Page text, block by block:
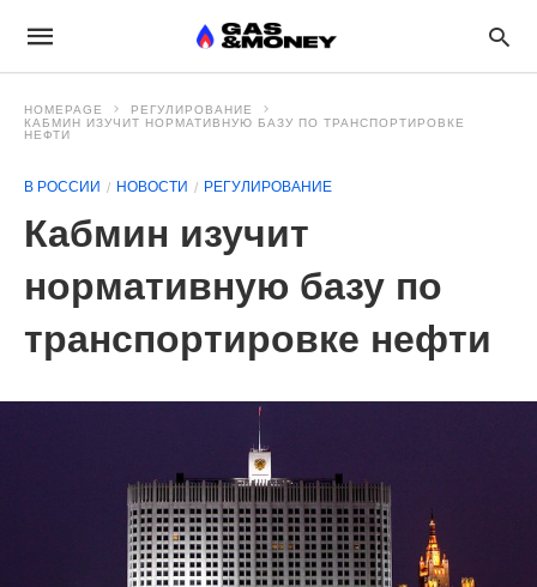
HOMEPAGE
РЕГУЛИРОВАНИЕ
КАБМИН ИЗУЧИТ НОРМАТИВНУЮ БАЗУ ПО ТРАНСПОРТИРОВКЕ
НЕФТИ
В РОССИИ НОВОСТИ РЕГУЛИРОВАНИЕ
Кабмин изучит
нормативную базу по
транспортировке нефти